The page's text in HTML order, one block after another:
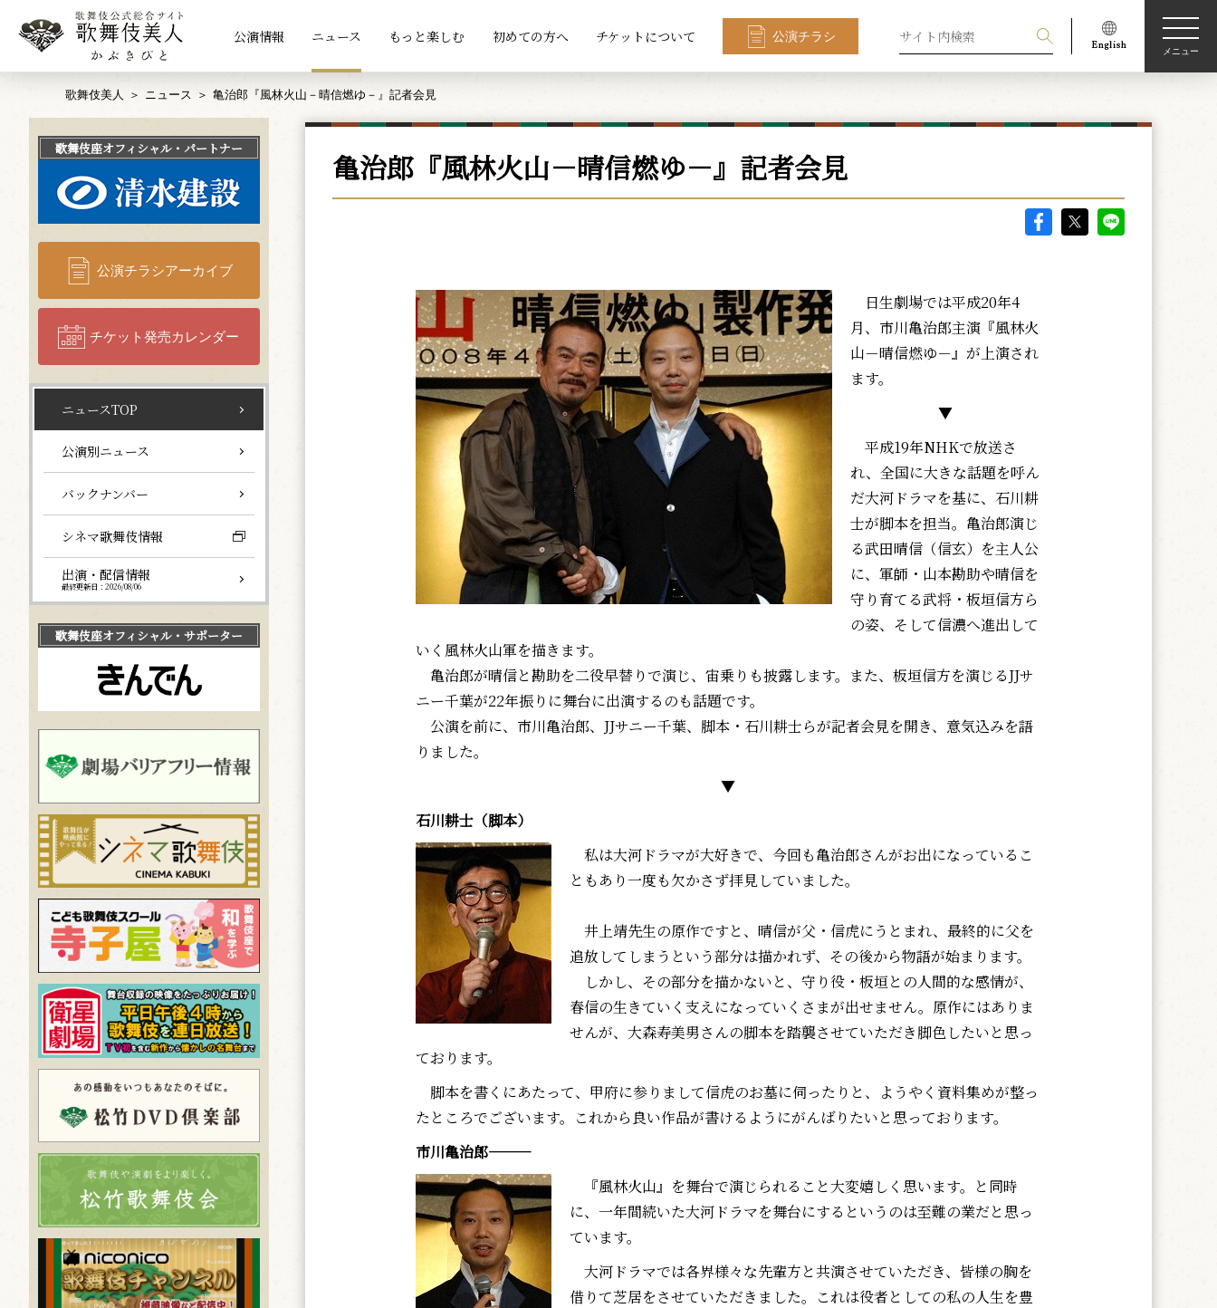
公演情報 ニュース もっと楽しむ 初めての方へ チケットについて 公演チラシ
メニュー
歌舞伎美人 ニュース 亀治郎『風林火山－晴信燃ゆ－』記者会見
亀治郎『風林火山－晴信燃ゆ－』記者会見
日生劇場では平成20年4
月、市川亀治郎主演『風林火
山－晴信燃ゆ－』が上演され
ます。
▼
平成19年NHKで放送さ
れ、全国に大きな話題を呼ん
だ大河ドラマを基に、石川耕
士が脚本を担当。亀治郎演じ
る武田晴信（信玄）を主人公
に、軍師・山本勘助や晴信を
守り育てる武将・板垣信方ら
の姿、そして信濃へ進出して
いく風林火山軍を描きます。
亀治郎が晴信と勘助を二役早替りで演じ、宙乗りも披露します。また、板垣信方を演じるJJサ
ニー千葉が22年振りに舞台に出演するのも話題です。
公演を前に、市川亀治郎、JJサニー千葉、脚本・石川耕士らが記者会見を開き、意気込みを語
りました。
▼
石川耕士（脚本）
私は大河ドラマが大好きで、今回も亀治郎さんがお出になっているこ
ともあり一度も欠かさず拝見していました。
井上靖先生の原作ですと、晴信が父・信虎にうとまれ、最終的に父を
追放してしまうという部分は描かれず、その後から物語が始まります。
しかし、その部分を描かないと、守り役・板垣との人間的な感情が、
春信の生きていく支えになっていくさまが出せません。原作にはありま
せんが、大森寿美男さんの脚本を踏襲させていただき脚色したいと思っ
ております。
脚本を書くにあたって、甲府に参りまして信虎のお墓に伺ったりと、ようやく資料集めが整っ
たところでございます。これから良い作品が書けるようにがんばりたいと思っております。
市川亀治郎―――
『風林火山』を舞台で演じられること大変嬉しく思います。と同時
に、一年間続いた大河ドラマを舞台にするというのは至難の業だと思っ
ています。
大河ドラマでは各界様々な先輩方と共演させていただき、皆様の胸を
借りて芝居をさせていただきました。これは役者としての私の人生を豊
歌舞伎座オフィシャル・パートナー
公演チラシアーカイブ
チケット発売カレンダー
ニュースTOP
公演別ニュース
バックナンバー
シネマ歌舞伎情報
出演・配信情報
最終更新日：2026/08/06
歌舞伎座オフィシャル・サポーター